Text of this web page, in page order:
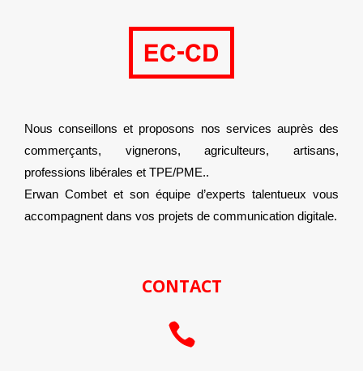
Nous conseillons et proposons nos services auprès des
commerçants, vignerons, agriculteurs, artisans,
professions libérales et TPE/PME..
Erwan Combet et son équipe d’experts talentueux vous
accompagnent dans vos projets de communication digitale.
CONTACT
